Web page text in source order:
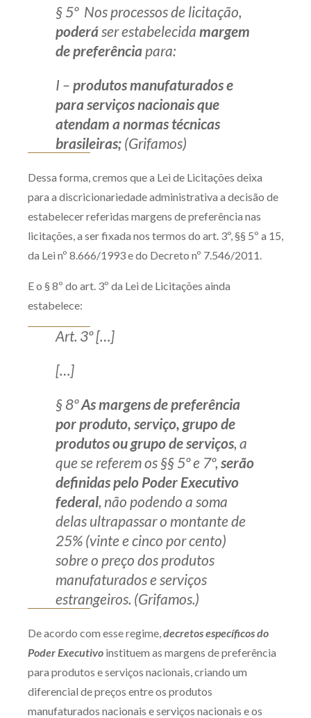
§ 5º Nos processos de licitação,
poderá ser estabelecida margem
de preferência para:
I – produtos manufaturados e
para serviços nacionais que
atendam a normas técnicas
brasileiras; (Grifamos)
Dessa forma, cremos que a Lei de Licitações deixa
para a discricionariedade administrativa a decisão de
estabelecer referidas margens de preferência nas
licitações, a ser fixada nos termos do art. 3º, §§ 5º a 15,
da Lei nº 8.666/1993 e do Decreto nº 7.546/2011.
E o § 8º do art. 3º da Lei de Licitações ainda
estabelece:
Art. 3º […]
[…]
§ 8ºAs margens de preferência
por produto, serviço, grupo de
produtos ou grupo de serviços, a
que se referem os §§ 5º e 7º, serão
definidas pelo Poder Executivo
federal, não podendo a soma
delas ultrapassar o montante de
25% (vinte e cinco por cento)
sobre o preço dos produtos
manufaturados e serviços
estrangeiros. (Grifamos.)
De acordo com esse regime,decretos específicos do
Poder Executivo instituem as margens de preferência
para produtos e serviços nacionais, criando um
diferencial de preços entre os produtos
manufaturados nacionais e serviços nacionais e os